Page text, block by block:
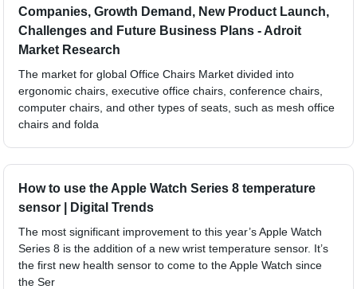
Companies, Growth Demand, New Product Launch,
Challenges and Future Business Plans - Adroit
Market Research
The market for global Office Chairs Market divided into
ergonomic chairs, executive office chairs, conference chairs,
computer chairs, and other types of seats, such as mesh office
chairs and folda
How to use the Apple Watch Series 8 temperature
sensor | Digital Trends
The most significant improvement to this year’s Apple Watch
Series 8 is the addition of a new wrist temperature sensor. It’s
the first new health sensor to come to the Apple Watch since
the Ser